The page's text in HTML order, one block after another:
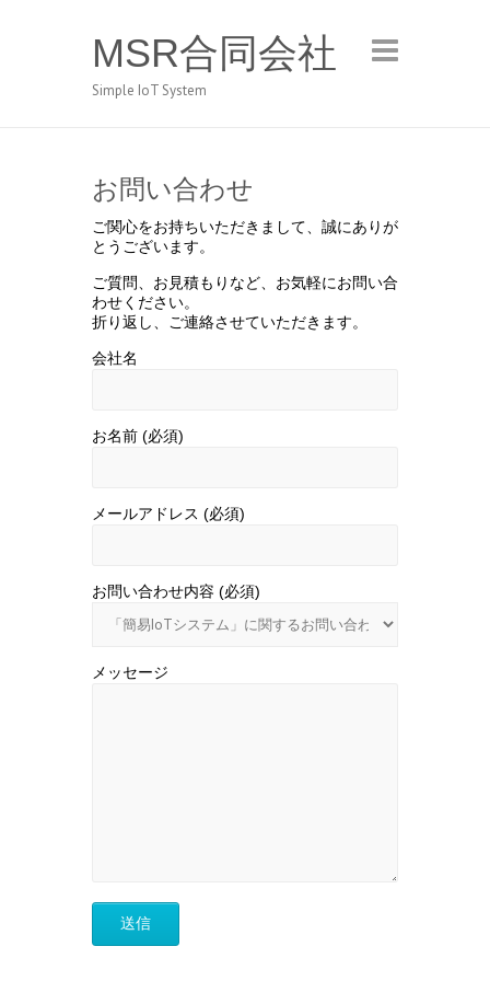
MSR合同会社
Simple IoT System
お問い合わせ
ご関心をお持ちいただきまして、誠にありが
とうございます。
ご質問、お見積もりなど、お気軽にお問い合
わせください。
折り返し、ご連絡させていただきます。
会社名
お名前 (必須)
メールアドレス (必須)
お問い合わせ内容 (必須)
メッセージ